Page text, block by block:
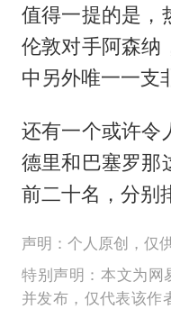
值得一提的是，
伦敦对手阿森纳
中另外唯一一支
还有一个或许令
德里和巴塞罗那
前二十名，分别
声明：个人原创，仅
特别声明：本文为网
并发布，仅代表该作